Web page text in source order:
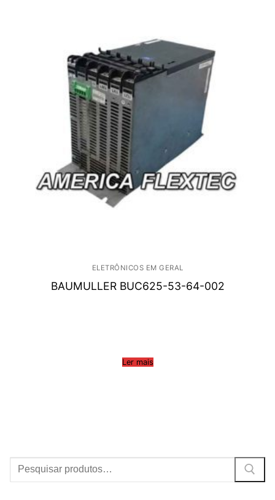
ELETRÔNICOS EM GERAL
BAUMULLER BUC625-53-64-002
Ler mais
Procurar: